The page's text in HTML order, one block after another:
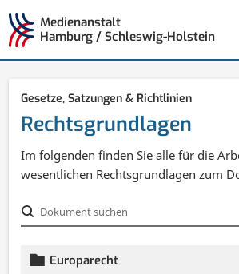
Medienanstalt
Hamburg / Schleswig-Holstein
Gesetze, Satzungen & Richtlinien
Rechtsgrundlagen
Im folgenden finden Sie alle für die
wesentlichen Rechtsgrundlagen zum
Dokument
suchen:
Europarecht